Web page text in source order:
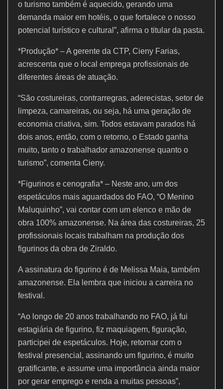
o turismo também é aquecido, gerando uma
demanda maior em hotéis, o que fortalece o nosso
potencial turístico e cultural”, afirma o titular da pasta.
*Produção* – A gerente da CTP, Cieny Farias,
acrescenta que o local emprega profissionais de
diferentes áreas de atuação.
“São costureiras, contrarregras, aderecistas, setor de
limpeza, camareiras, ou seja, há uma geração de
economia criativa, sim. Todos estavam parados há
dois anos, então, com o retorno, o Estado ganha
muito, tanto o trabalhador amazonense quanto o
turismo”, comenta Cieny.
*Figurinos e cenografia* – Neste ano, um dos
espetáculos mais aguardados do FAO, “O Menino
Maluquinho”, vai contar com um elenco e mão de
obra 100% amazonense. Na área das costureiras, 25
profissionais locais trabalham na produção dos
figurinos da obra de Ziraldo.
A assinatura do figurino é de Melissa Maia, também
amazonense. Ela lembra que iniciou a carreira no
festival.
“Ao longo de 20 anos trabalhando no FAO, já fui
estagiária de figurino, fiz maquiagem, figuração,
participei de espetáculos. Hoje, retornar com o
festival presencial, assinando um figurino, é muito
gratificante, e assume uma importância ainda maior
por gerar emprego e renda a muitas pessoas”,